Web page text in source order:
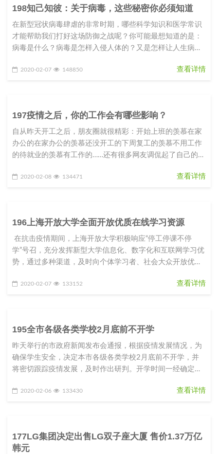
198知己知彼：关于病毒，这些秘密你必须知道
在新型冠状病毒肆虐的非常时期，哪些科学知识和医学常识
才能帮助我们打好这场防御之战呢？你可能最想知道的是：
病毒是什么？病毒是怎样入侵人体的？又是怎样让人生病
2020-02-07 148850 查看详情
197疫情之后，你的工作会有哪些影响？
自从昨天开工之后，朋友圈就很精彩：开始上班的羡慕在家
办公的在家办公的羡慕还没开工的下周复工的羡慕不用工作
的待就业的羡慕有工作的……还有很多网友调侃起了自己的职
2020-02-08 134471 查看详情
196上海开放大学全面开放优质在线学习资源
在抗击疫情期间，上海开放大学积极响应“停工停课不停
学”号召，充分发挥新型大学信息化、数字化和互联网学习优
势，通过多种渠道，及时向个体学习者、社会大众开放优质
2020-02-07 133152 查看详情
195全市各级各类学校2月底前不开学
昨天举行的市政府新闻发布会通报，根据疫情发展情况，为
确保学生安全，决定本市各级各类学校2月底前不开学，并
将密切跟踪疫情发展，及时作出研判。开学时间一经确定，
2020-02-06 133430 查看详情
177LG集团决定出售LG双子座大厦 售价1.37万亿
韩元